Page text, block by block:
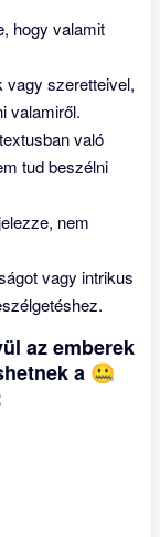
hogy valamit
vagy szeretteivel,
valamiről.
való
tud beszélni
nem
vagy intrikus
az emberek
a 🤐